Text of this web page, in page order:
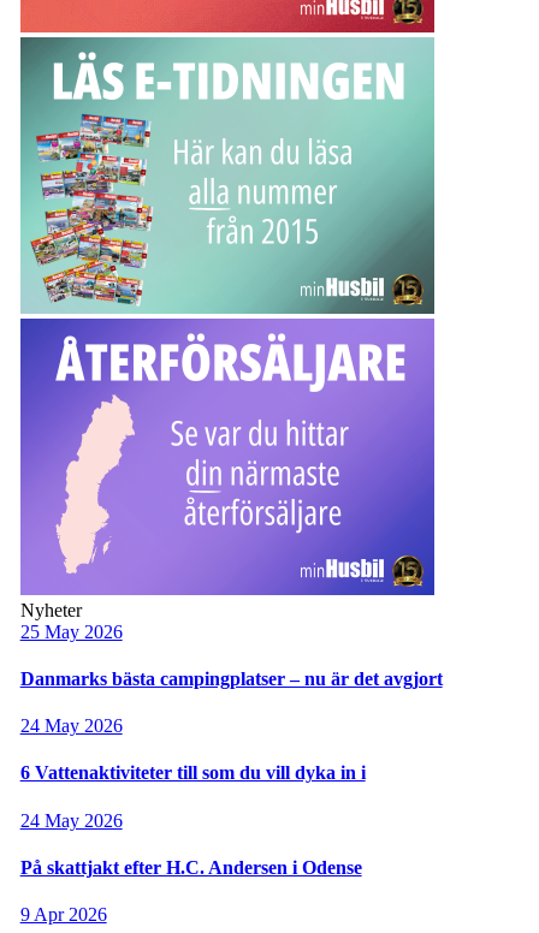
Nyheter
25 May 2026
Danmarks bästa campingplatser – nu är det avgjort
24 May 2026
6 Vattenaktiviteter till som du vill dyka in i
24 May 2026
På skattjakt efter H.C. Andersen i Odense
9 Apr 2026